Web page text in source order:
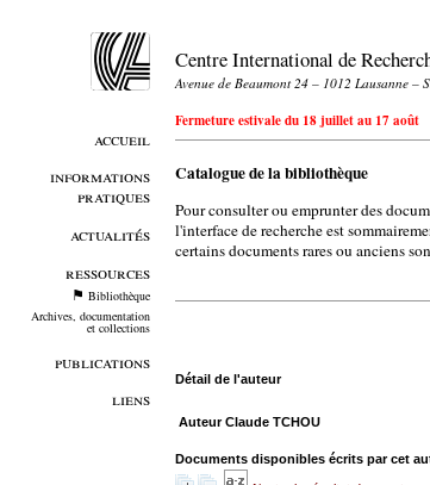
accueil
informations
pratiques
actualités
ressources
Bibliothèque
Archives, documentation
et collections
publications
liens
Centre International de
Avenue de Beaumont 24 – 1012 Lausanne –
Fermeture estivale du 18 juillet au 17 août
Catalogue de la bibliothèque
Pour consulter ou emprunter des
l'interface de recherche est
certains documents rares ou anciens
Détail de l'auteur
Auteur Claude TCHOU
Documents disponibles écrits par cet